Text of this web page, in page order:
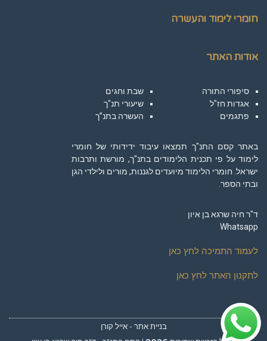
חומרי לימוד והעשרה
אודות האתר
סיפורי התורה
אגדות חז"ל
פתגמים
שבת וחגים
שיעורי תנ"ך
העשרה בתנ”ך
באתר קסם התנ"ך תמצאו עיבוד ידידותי של חומרי
לימוד על פי תכנית הלימודים בתנ"ך, מורשת ותרבות
ישראל. חומרי הלימוד מיועדים לגננות, מורים ולילדי הגן
ובתי הספר.
ד"ר חיה שרגא בן איון
Whatsapp
לעמוד התמיכה לחץ כאן
לתקנון האתר לחץ כאן
בניית אתר - אייל קורן
גלילה